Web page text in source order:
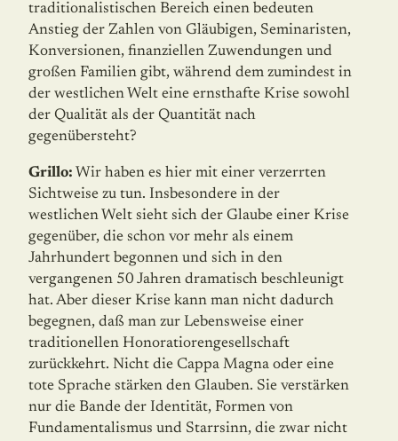
traditionalistischen Bereich einen bedeuten
Anstieg der Zahlen von Gläubigen, Seminaristen,
Konversionen, finanziellen Zuwendungen und
großen Familien gibt, während dem zumindest in
der westlichen Welt eine ernsthafte Krise sowohl
der Qualität als der Quantität nach
gegenübersteht?
Grillo: Wir haben es hier mit einer verzerrten
Sichtweise zu tun. Insbesondere in der
westlichen Welt sieht sich der Glaube einer Krise
gegenüber, die schon vor mehr als einem
Jahrhundert begonnen und sich in den
vergangenen 50 Jahren dramatisch beschleunigt
hat. Aber dieser Krise kann man nicht dadurch
begegnen, daß man zur Lebensweise einer
traditionellen Honoratiorengesellschaft
zurückkehrt. Nicht die Cappa Magna oder eine
tote Sprache stärken den Glauben. Sie verstärken
nur die Bande der Identität, Formen von
Fundamentalismus und Starrsinn, die zwar nicht